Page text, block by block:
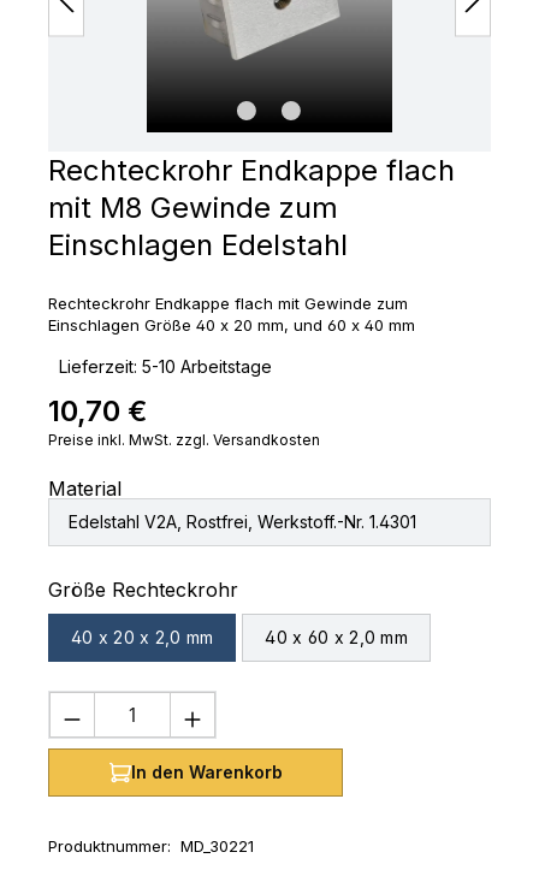
Rechteckrohr Endkappe flach
mit M8 Gewinde zum
Einschlagen Edelstahl
Rechteckrohr Endkappe flach mit Gewinde zum
Einschlagen Größe 40 x 20 mm, und 60 x 40 mm
Lieferzeit: 5-10 Arbeitstage
Regulärer Preis:
10,70 €
Preise inkl. MwSt. zzgl. Versandkosten
Material
Edelstahl V2A, Rostfrei, Werkstoff.-Nr. 1.4301
Größe Rechteckrohrauswählen
40 x 20 x 2,0 mm 40 x 60 x 2,0 mm
Produkt Anzahl: Gib den
In den Warenkorb
Produktnummer: MD_30221